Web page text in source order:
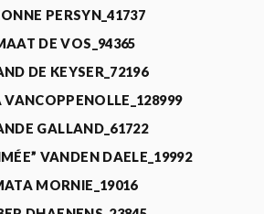
PERSYN_41737
DE VOS_94365
DE KEYSER_72196
GALLAND_61722
VANDEN DAELE_19992
MORNIE_19016